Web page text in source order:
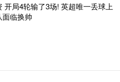
开局4轮输了3场! 英超唯一丢球上
临换帅